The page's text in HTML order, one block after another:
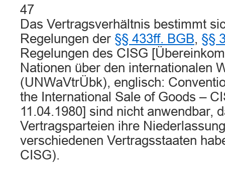
47
Das Vertragsverhältnis bestimmt
Regelungen der §§ 433ff. BGB, §§
Regelungen des CISG
Nationen über den internationalen
(UNWaVtrÜbk), englisch:
the International Sale of Goods –
11.04.1980] sind nicht anwendbar,
Vertragsparteien ihre
verschiedenen Vertragsstaaten
CISG).